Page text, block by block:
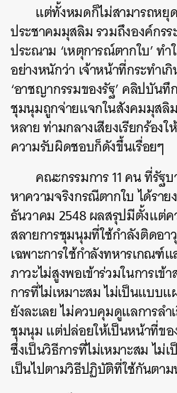
แต่ทั้งหมดก็ไม่สามารถหยุ
ประชาคมมุสลิม รวมถึงองค์กรร
ประณาม ‘เหตุการณ์ตากใบ’ ท
อย่างหนักว่า เจ้าหน้าที่กระทำเ
‘อาชญากรรมของรัฐ’ คลิปบัน
ชุมนุมถูกจ่ายแจกในสังคมมุสลิ
หลาย ท่ามกลางเสียงเรียกร้อง
ความรับผิดชอบก็ดังขึ้นเรื่อยๆ
คณะกรรมการ 11 คน ที่รัฐ
หาความจริงกรณีตากใบ ได้รา
ธันวาคม 2548 ผลสรุปมีตั้งแต่
สลายการชุมนุมที่ใช้กำลังติดอา
เฉพาะการใช้กำลังทหารเกณฑ์
ภาวะไม่สูงพอเข้าร่วมในการเ
การที่ไม่เหมาะสม ไม่เป็นแบ
ยังละเลย ไม่ควบคุมดูแลการล
ชุมนุม แต่ปล่อยให้เป็นหน้าที่ข
ซึ่งเป็นวิธีการที่ไม่เหมาะสม ไ
เป็นไปตามวิธีปฏิบัติที่ใช้กันตา